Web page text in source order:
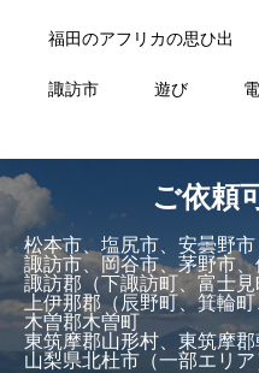
福田のアフリカの思ひ出
諏訪市 遊び
ご依頼
松本市、塩尻市、安曇野市
諏訪市、岡谷市、茅野市
諏訪郡（下諏訪町、富士見
上伊那郡（辰野町、箕輪
木曽郡木曽町
東筑摩郡山形村、東筑摩
山梨県北杜市（一部エリア